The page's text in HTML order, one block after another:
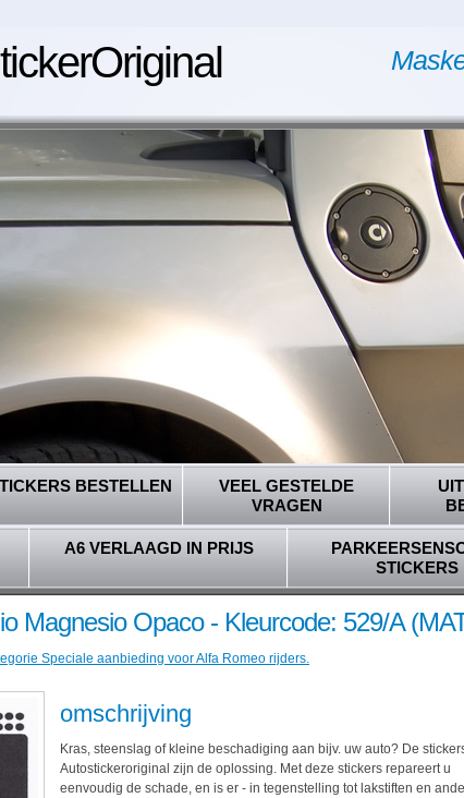
BESTELLEN
VEEL GESTELDE
VRAGEN
A6 VERLAAGD IN PRIJS
STICKERS
Magnesio Opaco - Kleurcode: 529/A
Speciale aanbieding voor Alfa Romeo rijders.
omschrijving
Kras, steenslag of kleine beschadiging aan bijv. uw auto? De
Autostickeroriginal zijn de oplossing. Met deze stickers repareert u
eenvoudig de schade, en is er - in tegenstelling tot lakstiften en